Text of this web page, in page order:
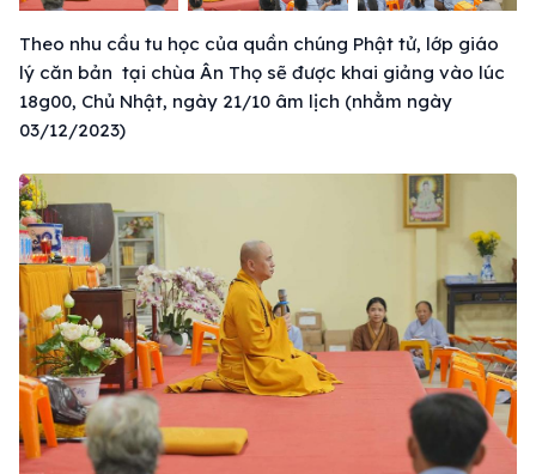
Theo nhu cầu tu học của quần chúng Phật tử, lớp giáo
lý căn bản tại chùa Ân Thọ sẽ được khai giảng vào lúc
18g00, Chủ Nhật, ngày 21/10 âm lịch (nhằm ngày
03/12/2023)